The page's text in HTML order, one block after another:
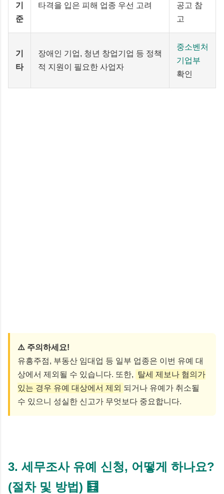
기
준
타격을 입은 피해 업종 우선 고려
공고 참
고
기
타
장애인 기업, 청년 창업기업 등 정책
적 지원이 필요한 사업자
중소벤처
기업부
확인
⚠️ 주의하세요!
유흥주점, 부동산 임대업 등 일부 업종은 이번 유예 대
상에서 제외될 수 있습니다. 또한, 탈세 제보나 혐의가
있는 경우 유예 대상에서 제외 되거나 유예가 취소될
수 있으니 성실한 신고가 무엇보다 중요합니다.
3. 세무조사 유예 신청, 어떻게 하나요?
(절차 및 방법) 🧮